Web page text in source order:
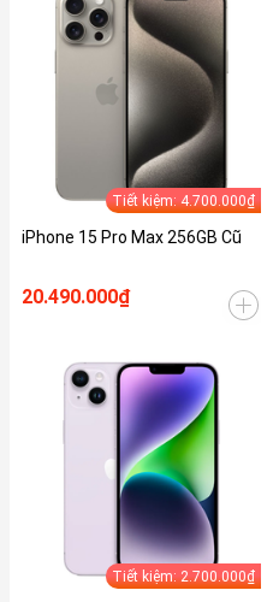
Tiết kiệm: 4.700.000₫
iPhone 15 Pro Max 256GB Cũ
20.490.000₫
Tiết kiệm: 2.700.000₫